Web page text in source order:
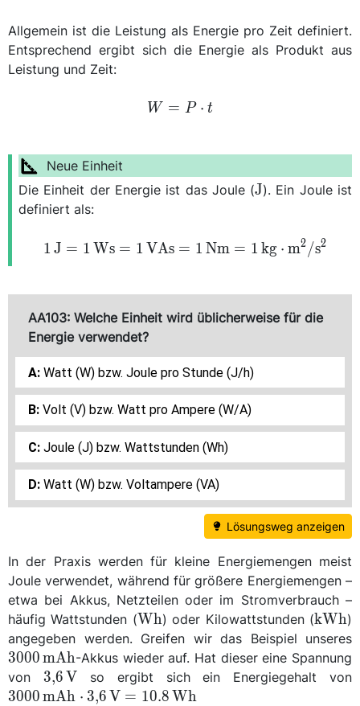
Q
Allgemein ist die Leistung als Energie pro Zeit definiert.
Entsprechend ergibt sich die Energie als Produkt aus
Leistung und Zeit:
W =
t
W = P ⋅ t
Die Einheit der Energie ist das Joule (\unit{\joule}
J). Ein Joule ist
definiert als:
\qty{1}{\joule} =
1 J = 1 Ws = 1 VAs = 1 Nm = 1 kg ⋅ m2/s2
AA103: Welche Einheit wird üblicherweise für die
Energie verwendet?
Watt (W) bzw. Joule pro Stunde (J/h)
Volt (V) bzw. Watt pro Ampere (W/A)
Joule (J) bzw. Wattstunden (Wh)
Watt (W) bzw. Voltampere (VA)
Lösungsweg anzeigen
In der Praxis werden für kleine Energiemengen meist
Joule verwendet, während für größere Energiemengen –
etwa bei Akkus, Netzteilen oder im Stromverbrauch –
häufig Wattstunden (\unit{\watt\hour}
Wh) oder Kilowattstunden (kWh)
angegeben werden. Greifen wir das Beispiel unseres
3000mAh-Akkus wieder auf. Hat dieser eine Spannung
von \qty{3,6}
{\volt}
3,6V so ergibt sich ein Energiegehalt von
3000mAh ⋅ 3,6V = 10.8Wh